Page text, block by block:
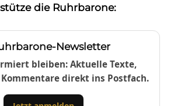
die Ruhrbarone:
Newsletter
bleiben: Aktuelle Texte,
direkt ins Postfach.